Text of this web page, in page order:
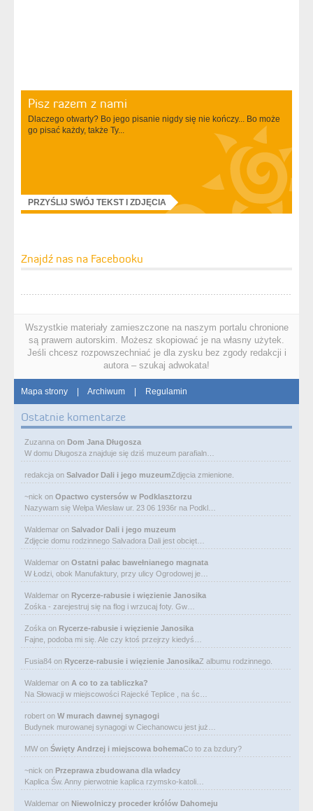
Pisz razem z nami
Dlaczego otwarty? Bo jego pisanie nigdy się nie kończy... Bo może
go pisać każdy, także Ty...
PRZYŚLIJ SWÓJ TEKST I ZDJĘCIA
Znajdź nas na Facebooku
Wszystkie materiały zamieszczone na naszym portalu chronione
są prawem autorskim. Możesz skopiować je na własny użytek.
Jeśli chcesz rozpowszechniać je dla zysku bez zgody redakcji i
autora – szukaj adwokata!
Mapa strony | Archiwum | Regulamin
Ostatnie komentarze
Zuzanna on Dom Jana Długosza
W domu Długosza znajduje się dziś muzeum parafialn…
redakcja on Salvador Dali i jego muzeumZdjęcia zmienione.
~nick on Opactwo cystersów w Podklasztorzu
Nazywam się Wełpa Wiesław ur. 23 06 1936r na Podkl…
Waldemar on Salvador Dali i jego muzeum
Zdjęcie domu rodzinnego Salvadora Dali jest obcięt…
Waldemar on Ostatni pałac bawełnianego magnata
W Łodzi, obok Manufaktury, przy ulicy Ogrodowej je…
Waldemar on Rycerze-rabusie i więzienie Janosika
Zośka - zarejestruj się na flog i wrzucaj foty. Gw…
Zośka on Rycerze-rabusie i więzienie Janosika
Fajne, podoba mi się. Ale czy ktoś przejrzy kiedyś…
Fusia84 on Rycerze-rabusie i więzienie JanosikaZ albumu rodzinnego.
Waldemar on A co to za tabliczka?
Na Słowacji w miejscowości Rajecké Teplice , na śc…
robert on W murach dawnej synagogi
Budynek murowanej synagogi w Ciechanowcu jest już…
MW on Święty Andrzej i miejscowa bohemaCo to za bzdury?
~nick on Przeprawa zbudowana dla władcy
Kaplica Św. Anny pierwotnie kaplica rzymsko-katoli…
Waldemar on Niewolniczy proceder królów Dahomeju